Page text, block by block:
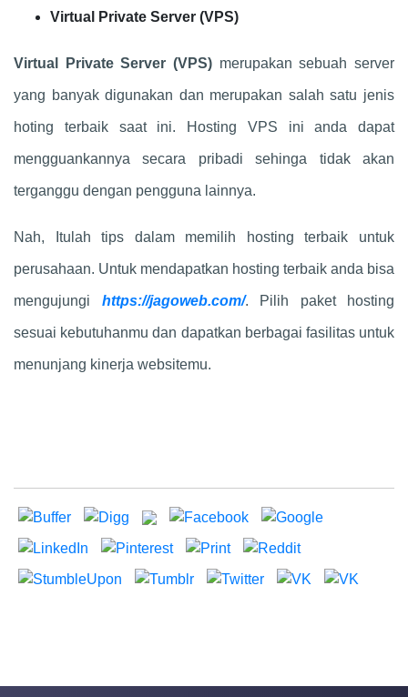
Virtual Private Server (VPS)
Virtual Private Server (VPS) merupakan sebuah server
yang banyak digunakan dan merupakan salah satu jenis
hoting terbaik saat ini. Hosting VPS ini anda dapat
mengguankannya secara pribadi sehinga tidak akan
terganggu dengan pengguna lainnya.
Nah, Itulah tips dalam memilih hosting terbaik untuk
perusahaan. Untuk mendapatkan hosting terbaik anda bisa
mengujungi https://jagoweb.com/. Pilih paket hosting
sesuai kebutuhanmu dan dapatkan berbagai fasilitas untuk
menunjang kinerja websitemu.